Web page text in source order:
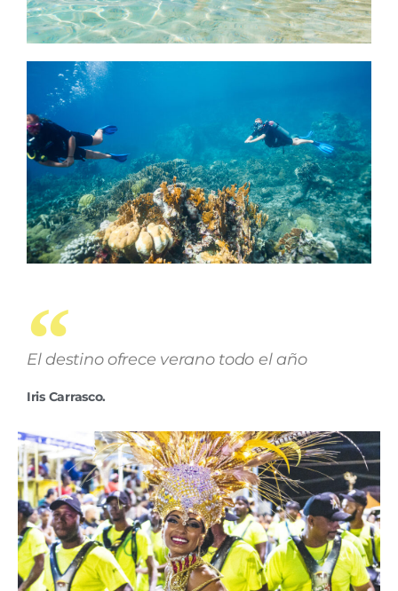
El destino ofrece verano todo el año
Iris Carrasco.